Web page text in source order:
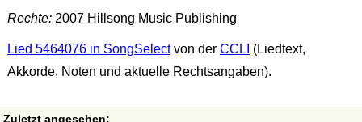
Rechte:2007 Hillsong Music Publishing
Lied 5464076 in SongSelectvon der CCLI (Liedtext,
Akkorde, Noten und aktuelle Rechtsangaben).
Zuletzt angesehen: